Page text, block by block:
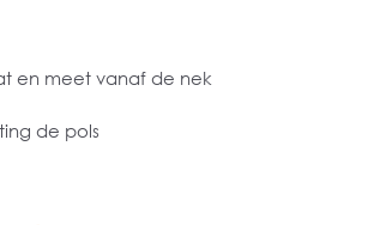
en meet vanaf de nek
de pols